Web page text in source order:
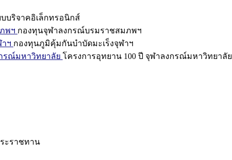
บบริจาคอิเล็กทรอนิกส์
พฯ กองทุนจุฬาลงกรณ์บรมราชสมภพฯ
ฯ กองทุนภูมิคุ้มกันบำบัดมะเร็งจุฬาฯ
รณ์มหาวิทยาลัย โครงการอุทยาน 100 ปี จุฬาลงกรณ์มหาวิทยาลัย
ะราชทาน